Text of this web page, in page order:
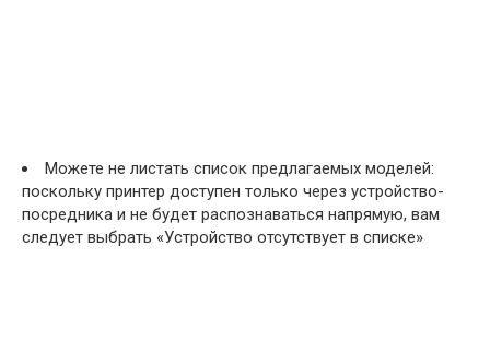
Можете не листать список предлагаемых моделей:
поскольку принтер доступен только через устройство-
посредника и не будет распознаваться напрямую, вам
следует выбрать «Устройство отсутствует в списке»